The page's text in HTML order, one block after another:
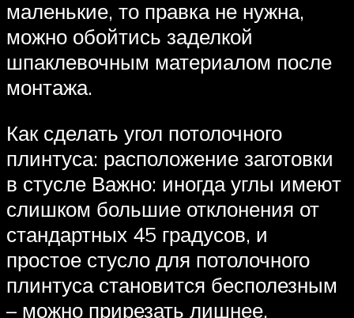
маленькие, то правка не нужна,
можно обойтись заделкой
шпаклевочным материалом после
монтажа.
Как сделать угол потолочного
плинтуса: расположение заготовки
в стусле Важно: иногда углы имеют
слишком большие отклонения от
стандартных 45 градусов, и
простое стусло для потолочного
плинтуса становится бесполезным
– можно прирезать лишнее.